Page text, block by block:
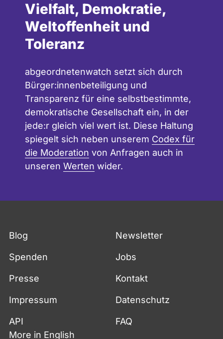
Vielfalt, Demokratie,
Weltoffenheit und
Toleranz
abgeordnetenwatch setzt sich durch
Bürger:innenbeteiligung und
Transparenz für eine selbstbestimmte,
demokratische Gesellschaft ein, in der
jede:r gleich viel wert ist. Diese Haltung
spiegelt sich neben unserem Codex für
die Moderation von Anfragen auch in
unseren Werten wider.
Blog Newsletter
Spenden Jobs
Presse Kontakt
Impressum Datenschutz
API
FAQ
More in English